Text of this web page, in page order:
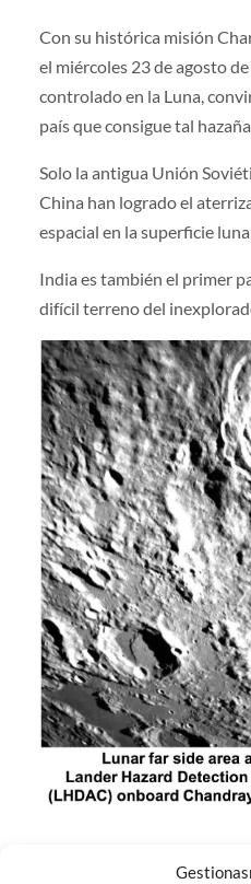
Con su histórica misión
el miércoles 23 de agosto
controlado en la Luna,
país que consigue tal hazaña.
Solo la antigua Unión
China han logrado el
espacial en la superficie
India es también el primer
difícil terreno del